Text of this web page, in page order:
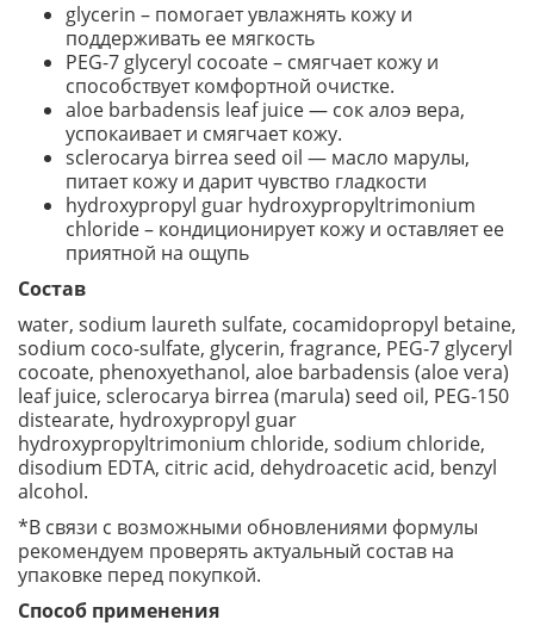
glycerin – помогает увлажнять кожу и
поддерживать ее мягкость
PEG-7 glyceryl cocoate – смягчает кожу и
способствует комфортной очистке.
aloe barbadensis leaf juice — сок алоэ вера,
успокаивает и смягчает кожу.
sclerocarya birrea seed oil — масло марулы,
питает кожу и дарит чувство гладкости
hydroxypropyl guar hydroxypropyltrimonium
chloride – кондиционирует кожу и оставляет ее
приятной на ощупь
Состав
water, sodium laureth sulfate, cocamidopropyl betaine,
sodium coco-sulfate, glycerin, fragrance, PEG-7 glyceryl
cocoate, phenoxyethanol, aloe barbadensis (aloe vera)
leaf juice, sclerocarya birrea (marula) seed oil, PEG-150
distearate, hydroxypropyl guar
hydroxypropyltrimonium chloride, sodium chloride,
disodium EDTA, citric acid, dehydroacetic acid, benzyl
alcohol.
*В связи с возможными обновлениями формулы
рекомендуем проверять актуальный состав на
упаковке перед покупкой.
Способ применения